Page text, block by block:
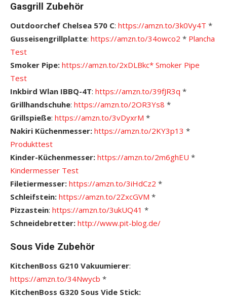
Gasgrill Zubehör
Outdoorchef Chelsea 570 C: https://amzn.to/3k0Vy4T *
Gusseisengrillplatte: https://amzn.to/34owco2 * Plancha
Test
Smoker Pipe: https://amzn.to/2xDLBkc* Smoker Pipe
Test
Inkbird Wlan IBBQ-4T: https://amzn.to/39fJR3q *
Grillhandschuhe: https://amzn.to/2OR3Ys8 *
Grillspieße: https://amzn.to/3vDyxrM *
Nakiri Küchenmesser: https://amzn.to/2KY3p13 *
Produkttest
Kinder-Küchenmesser: https://amzn.to/2m6ghEU *
Kindermesser Test
Filetiermesser: https://amzn.to/3iHdCz2 *
Schleifstein: https://amzn.to/2ZxcGVM *
Pizzastein: https://amzn.to/3ukUQ41 *
Schneidebretter: http://www.pit-blog.de/
Sous Vide Zubehör
KitchenBoss G210 Vakuumierer:
https://amzn.to/34Nwycb *
KitchenBoss G320 Sous Vide Stick: